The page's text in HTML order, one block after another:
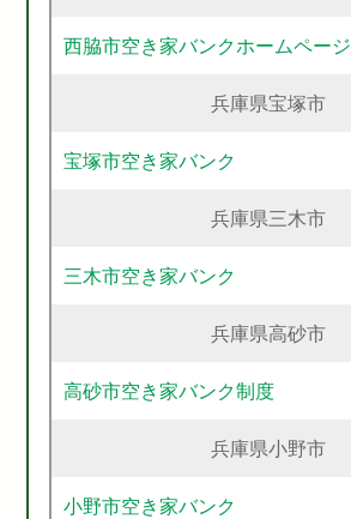
西脇市空き家バンクホームページ
兵庫県宝塚市
宝塚市空き家バンク
兵庫県三木市
三木市空き家バンク
兵庫県高砂市
高砂市空き家バンク制度
兵庫県小野市
小野市空き家バンク